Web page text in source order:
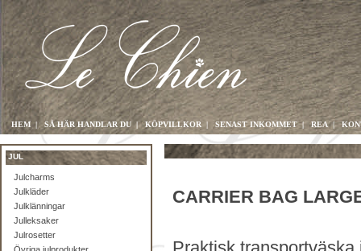
HEM | SÅ HÄR HANDLAR DU |KÖPVILLKOR | SENAST INKOMMET|REA|
JUL
Julcharms
Julkläder
Julklänningar
Julleksaker
Julrosetter
CARRIER BAG